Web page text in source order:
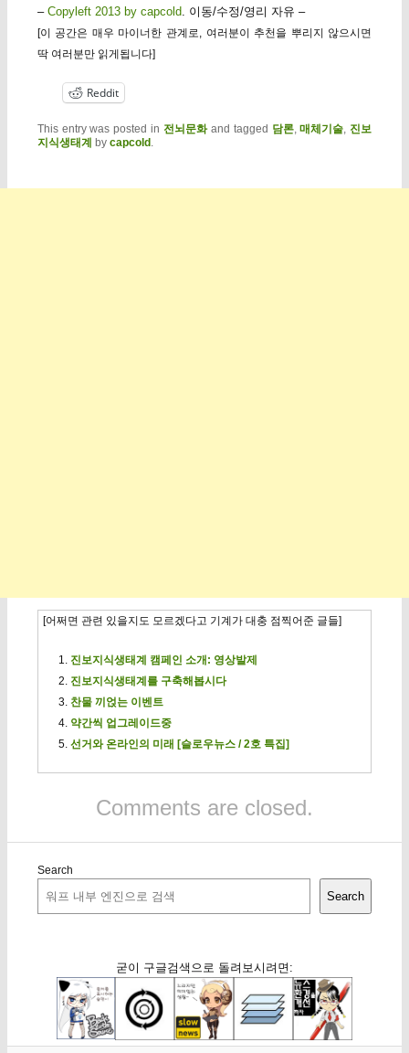
– Copyleft 2013 by capcold . 이동/수정/영리 자유 –
[이 공간은 매우 마이너한 관계로, 여러분이 추천을 뿌리지 않으시면
딱 여러분만 읽게됩니다]
Reddit
This entry was posted in 전뇌문화and tagged 담론,매체기술, 진보
지식생태계 by capcold .
[어쩌면 관련 있을지도 모르겠다고 기계가 대충 점찍어준 글들]
진보지식생태계 캠페인 소개: 영상발제
진보지식생태계를 구축해봅시다
찬물 끼얹는 이벤트
약간씩 업그레이드중
선거와 온라인의 미래 [슬로우뉴스 / 2호 특집]
Comments are closed.
Search
Search
굳이 구글검색으로 돌려보시려면: